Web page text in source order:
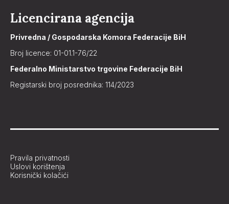
Licencirana agencija
Privredna / Gospodarska Komora Federacije BiH
Broj licence: 01-01.1-76/22
Federalno Ministarstvo trgovine Federacije BiH
Registarski broj posrednika: 114/2023
Pravila privatnosti
Uslovi korištenja
Korisnički kolačići